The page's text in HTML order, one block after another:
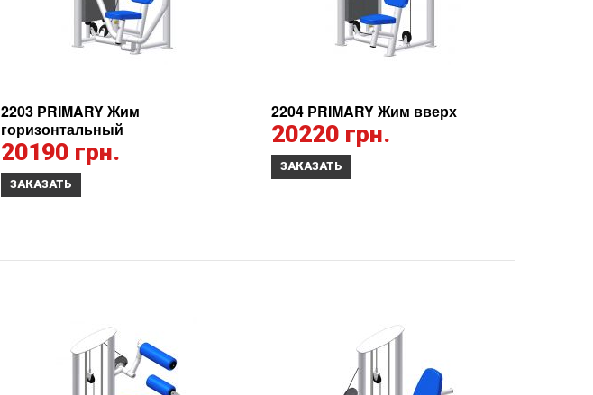
2203 PRIMARY Жим
горизонтальный
20190 грн.
ЗАКАЗАТЬ
2204 PRIMARY Жим вверх
20220 грн.
ЗАКАЗАТЬ